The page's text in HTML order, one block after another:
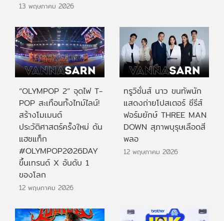
13 พฤษภาคม 2026
“OLYMPOP 2” จุดไฟ T-
POP สะเทือนทั้งไทม์ไลน์!
สร้างโมเมนต์
ประวัติศาสตร์ครั้งใหม่ ดัน
แฮชแท็ก
#OLYMPOP2026DAY
ขึ้นเทรนด์ X อันดับ 1
ของโลก
12 พฤษภาคม 2026
ทรูวิชั่นส์ นาว ขนทัพนัก
แสดงถ่ายโปสเตอร์ ซีรีส์
ฟอร์มยักษ์ THREE MAN
DOWN สุภาพบุรุษเลือดสี
พลอ
12 พฤษภาคม 2026